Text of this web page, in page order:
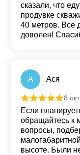
сказали, что
продувке
40 метров. Все
доволен!
А Ася
Оценка
8
Если
обращайтесь к
вопросы,
высоте. Были